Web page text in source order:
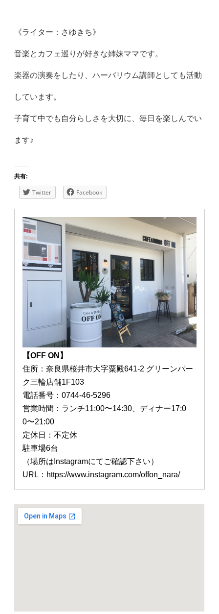
《ライター：さゆきち》
音楽とカフェ巡りが好きな姉妹ママです。
楽器の演奏をしたり、ハーバリウム講師としても活動
しています。
子育て中でも自分らしさを大切に、毎日を楽しんでい
ます♪
共有:
Twitter Facebook
【OFF ON】
住所：奈良県桜井市大字粟殿641-2 グリーンパー
ク三輪店舗1F103
電話番号：0744-46-5296
営業時間：ランチ11:00〜14:30、ディナー17:0
0〜21:00
定休日：不定休
駐車場6台
（場所はInstagramにてご確認下さい）
URL：https://www.instagram.com/offon_nara/